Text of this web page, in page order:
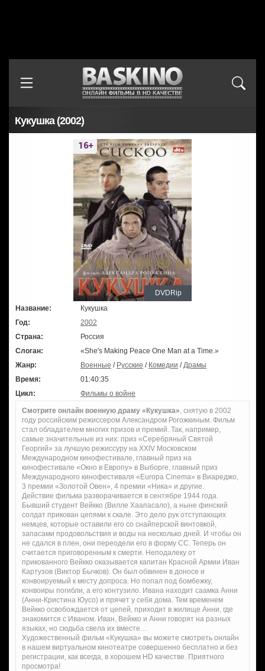
Кукушка (2002)
DVDRip
Название:
Кукушка
Год:
2002
Страна:
Россия
Слоган:
«She's Making Peace One Man at a Time.»
Жанр:
Военные / Русские / Комедии / Драмы
Время:
01:40:35
Цикл:
Фильмы о войне
Смотрите онлайн военную драму «Кукушка» , снятую в 2002
году российским режиссером Александром Рогожкиным. Фильм
стал обладателем многих призов и премий. Так, например,
самые значительные из них: приз «Серебряный Святой
Георгий» за лучшую режиссуру на XXIV Московском
Международном кинофестивале, главный приз на
кинофестивале «Окно в Европу» в Выборге, главный приз
Международного кинофестиваля «Europa Cinema» в Виареджо,
3 премии «Золотой Овен», 4 премии «Ника» и другие.
Действие фильма разворачивается в сентябре 1944 года.
Бывший студент Вейкко (Вилле Хаапасало), а ныне финский
солдат прикован цепями к скале. Это дело рук отступающих
немцев, которые оставили его со снайперской винтовкой,
запасами продовольствия и воды на несколько дней. И чтобы он
не сдался в плен, они переодели его в форму СС. Теперь он
считается приговоренным к смерти. Неподалеку от
прикованного Вейкко оказывается капитан Красной Армии Иван
Картузов (Виктор Бычков). Он был обвинен в доносе и
конвоируемый к месту допроса. Но попал под бомбежку,
конвоиры погибли, а его контузило. Ивана находит саамка Анни
(Анни-Кристина Юусо) и прячет у себя дома. Тем временем
Вейкко освобождается от цепей, приходит в жилище Анни, где
знакомится с Иваном. Иван, Вейкко и Анни говорят на разных
языках, но сюдьба свела их вместе…
Художественный фильм «Кукушка» вы можете смотреть онлайн
в нашем виртуальном кинотеатре совершенно бесплатно и без
регистрации, как всегда, в хорошем HD качестве. Приятного
просмотра!